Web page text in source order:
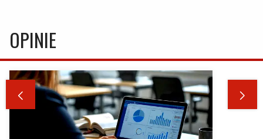
OPINIE
 